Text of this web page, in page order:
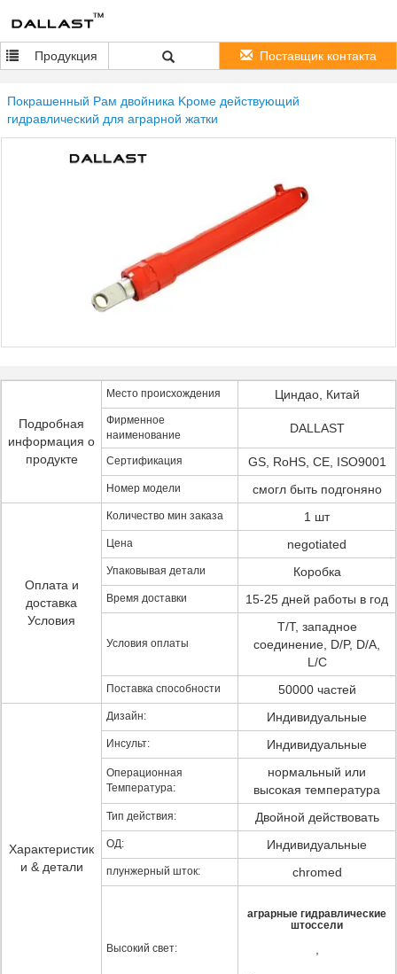
Продукция Поставщик контакта
Покрашенный Рам двойника Kроме действующий
гидравлический для аграрной жатки
Подробная
информация о
продукте
Место происхождения Циндао, Китай
Фирменное
наименование
DALLAST
Сертификация GS, RoHS, CE, ISO9001
Номер модели смогл быть подгоняно
Оплата и
доставка
Условия
Количество мин заказа 1 шт
Цена negotiated
Упаковывая детали Коробка
Время доставки 15-25 дней работы в год
Условия оплаты
T/T, западное
соединение, D/P, D/A,
L/C
Поставка способности 50000 частей
Характеристик
и & детали
Дизайн: Индивидуальные
Инсульт: Индивидуальные
Операционная
Температура:
нормальный или
высокая температура
Тип действия: Двойной действовать
ОД: Индивидуальные
плунжерный шток: chromed
Высокий свет:
аграрные гидравлические
штоссели